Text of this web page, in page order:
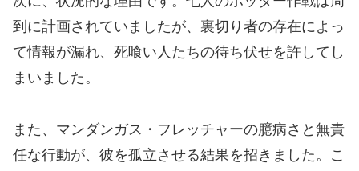
到に計画されていましたが、裏切り者の存在によっ
て情報が漏れ、死喰い人たちの待ち伏せを許してし
まいました。
また、マンダンガス・フレッチャーの臆病さと無責
任な行動が、彼を孤立させる結果を招きました。こ